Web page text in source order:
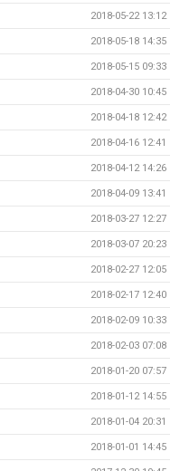
2018-05-22 13:12
2018-05-18 14:35
2018-05-15 09:33
2018-04-30 10:45
2018-04-18 12:42
2018-04-16 12:41
2018-04-12 14:26
2018-04-09 13:41
2018-03-27 12:27
2018-03-07 20:23
2018-02-27 12:05
2018-02-17 12:40
2018-02-09 10:33
2018-02-03 07:08
2018-01-20 07:57
2018-01-12 14:55
2018-01-04 20:31
2018-01-01 14:45